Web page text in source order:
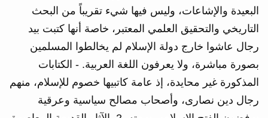
البعيدة والإشاعات، وليس فيها شيء تقريباً من البحث
التاريخي والتحقيق العلمي المعتبر، خاصة أنها كتبت بيد
رجال عاشوا خارج دولة الإسلام لم يخالطوا المسلمين
بصورة مباشرة، ولا يعرفون اللغة العربية. - الكتابات
المذكورة غير محايدة، إذ عامة كاتبيها خصوم للإسلام، منهم
رجال دين نصارى، وأصحاب مصالح سياسية وعرقية